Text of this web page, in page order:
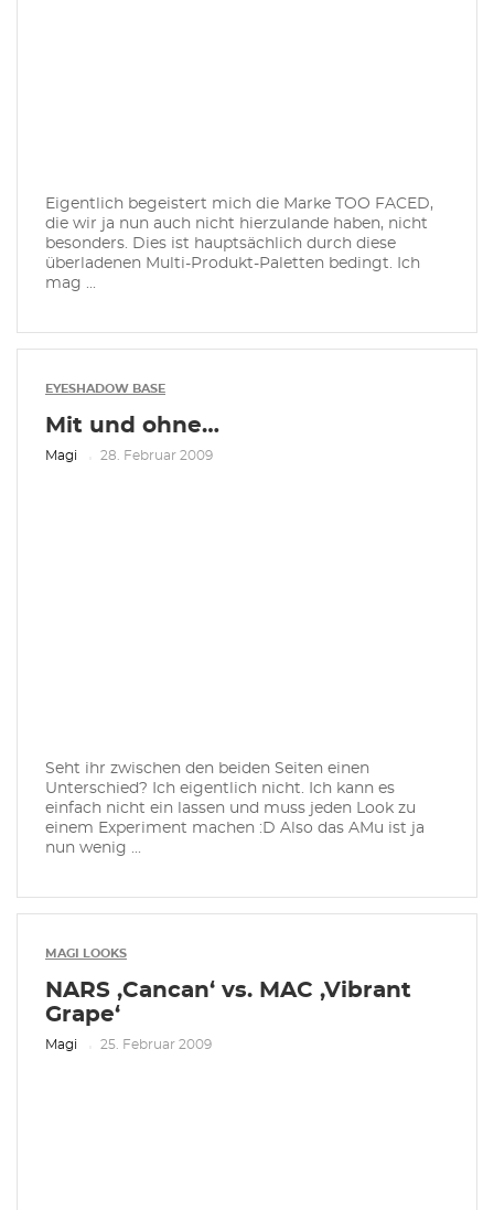
Eigentlich begeistert mich die Marke TOO FACED,
die wir ja nun auch nicht hierzulande haben, nicht
besonders. Dies ist hauptsächlich durch diese
überladenen Multi-Produkt-Paletten bedingt. Ich
mag ...
EYESHADOW BASE
Mit und ohne…
Magi 28. Februar 2009
Seht ihr zwischen den beiden Seiten einen
Unterschied? Ich eigentlich nicht. Ich kann es
einfach nicht ein lassen und muss jeden Look zu
einem Experiment machen :D Also das AMu ist ja
nun wenig ...
MAGI LOOKS
NARS ‚Cancan‘ vs. MAC ‚Vibrant
Grape‘
Magi 25. Februar 2009